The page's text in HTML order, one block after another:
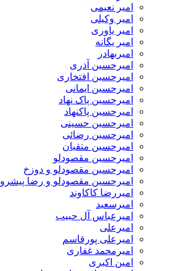
امیر نعیمی
امیر وکیلی
امیر یاوری
امیر یگانه
امیربهادر
امیرحسین آذری
امیرحسین افتخاری
امیرحسین ایمانی
امیرحسین پاک نهاد
امیرحسین پاکنهاد
امیرحسین حسینی
امیرحسین رضائی
امیرحسین متقیان
امیرحسین مقصودلو
امیرحسین مقصودلو و دوزخ
امیرحسین مقصودلو و رضا پیشرو
امیررضا کاکاوند
امیرسعید
امیرعباس آل حبیب
امیرعلی
امیرعلی پورقاسم
امیرمحمد غفاری
امین اکبری